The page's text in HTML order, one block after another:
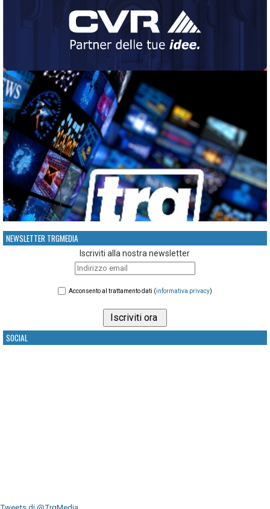
NEWSLETTER TRGMEDIA
Iscriviti alla nostra newsletter
Acconsento al trattamento dati (informativa privacy)
SOCIAL